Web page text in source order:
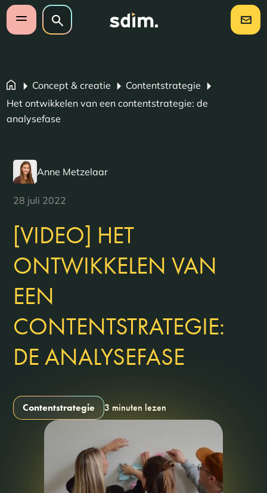
Navigatie overslaan
Open mobiel menu
Zoeken op website
Zoeken
Concept & creatie
Contentstrategie
Het ontwikkelen van een contentstrategie: de
analysefase
Anne Metzelaar
28 juli 2022
[VIDEO] HET
ONTWIKKELEN VAN
EEN
CONTENTSTRATEGIE:
DE ANALYSEFASE
Contentstrategie 3 minuten lezen